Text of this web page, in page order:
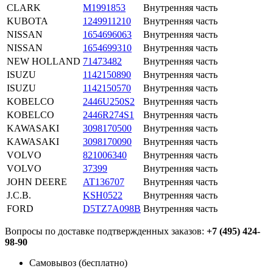
CLARK
M1991853
Внутренняя часть
KUBOTA
1249911210
Внутренняя часть
NISSAN
1654696063
Внутренняя часть
NISSAN
1654699310
Внутренняя часть
NEW HOLLAND 71473482
Внутренняя часть
ISUZU
1142150890
Внутренняя часть
ISUZU
1142150570
Внутренняя часть
KOBELCO
2446U250S2
Внутренняя часть
KOBELCO
2446R274S1
Внутренняя часть
KAWASAKI
3098170500
Внутренняя часть
KAWASAKI
3098170090
Внутренняя часть
VOLVO
821006340
Внутренняя часть
VOLVO
37399
Внутренняя часть
JOHN DEERE
AT136707
Внутренняя часть
J.C.B.
KSH0522
Внутренняя часть
FORD
D5TZ7A098B Внутренняя часть
Вопросы по доставке подтвержденных заказов: +7 (495) 424-
98-90
Самовывоз (бесплатно)